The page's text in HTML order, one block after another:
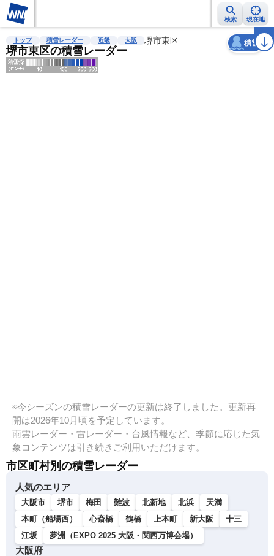
検索 現在地
雨雲レーダー 台風情報 地震情報 警報・注意報 2週間天気 ラ
トップ 積雪レーダー 近畿 大阪 堺市東区
堺市東区の積雪レーダー
積雪
天気 台風
※今シーズンの積雪レーダーの更新は終了しました。更新再
開は2026年10月頃を予定しています。
雨雲レーダー・雷レーダー・台風情報など、季節に応じた気
象コンテンツは引き続きご利用いただけます。
市区町村別の積雪レーダー
人気のエリア
大阪市 堺市 梅田 難波 北新地 北浜
天満
本町（船場西）
心斎橋 鶴橋 上本町 新大阪
十三
江坂
夢洲（EXPO 2025 大阪・関西万博会場）
大阪府